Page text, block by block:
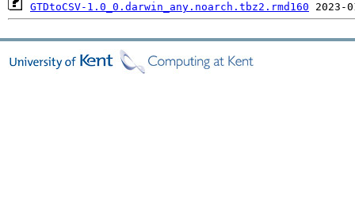
GTDtoCSV-1.0_0.darwin_any.noarch.tbz2.rmd160